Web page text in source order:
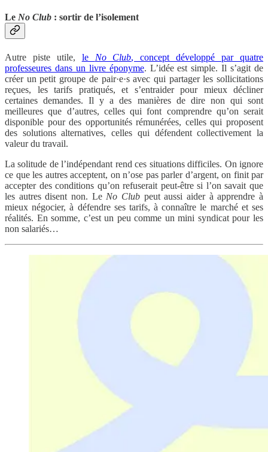
Le No Club : sortir de l’isolement
Autre piste utile, le No Club, concept développé par quatre
professeures dans un livre éponyme. L’idée est simple. Il s’agit de
créer un petit groupe de pair·e·s avec qui partager les sollicitations
reçues, les tarifs pratiqués, et s’entraider pour mieux décliner
certaines demandes. Il y a des manières de dire non qui sont
meilleures que d’autres, celles qui font comprendre qu’on serait
disponible pour des opportunités rémunérées, celles qui proposent
des solutions alternatives, celles qui défendent collectivement la
valeur du travail.
La solitude de l’indépendant rend ces situations difficiles. On ignore
ce que les autres acceptent, on n’ose pas parler d’argent, on finit par
accepter des conditions qu’on refuserait peut-être si l’on savait que
les autres disent non. Le No Club peut aussi aider à apprendre à
mieux négocier, à défendre ses tarifs, à connaître le marché et ses
réalités. En somme, c’est un peu comme un mini syndicat pour les
non salariés…